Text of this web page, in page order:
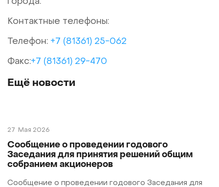
города.
Контактные телефоны:
Телефон: +7 (81361) 25-062
Факс:+7 (81361) 29-470
Ещё новости
27 Мая 2026
Cообщение о проведении годового
Заседания для принятия решений общим
собранием акционеров
Сообщение о проведении годового Заседания для